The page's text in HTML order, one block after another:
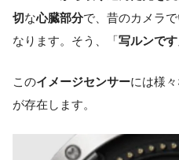
切な心臓部分で、昔のカメラで
なります。そう、「写ルンです
このイメージセンサーには様
が存在します。